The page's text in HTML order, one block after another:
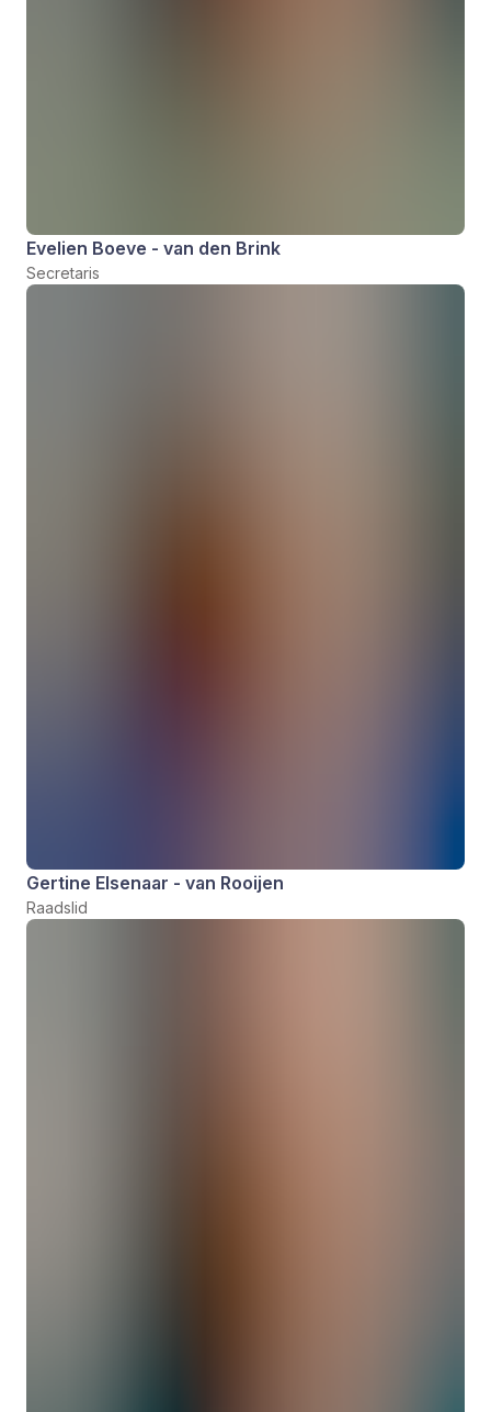
Evelien Boeve - van den Brink
Secretaris
Gertine Elsenaar - van Rooijen
Raadslid